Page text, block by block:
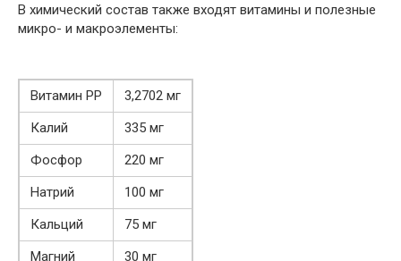
В химический состав также входят витамины и полезные
микро- и макроэлементы:
Витамин PP
3,2702 мг
Калий
335 мг
Фосфор
220 мг
Натрий
100 мг
Кальций
75 мг
Магний
30 мг